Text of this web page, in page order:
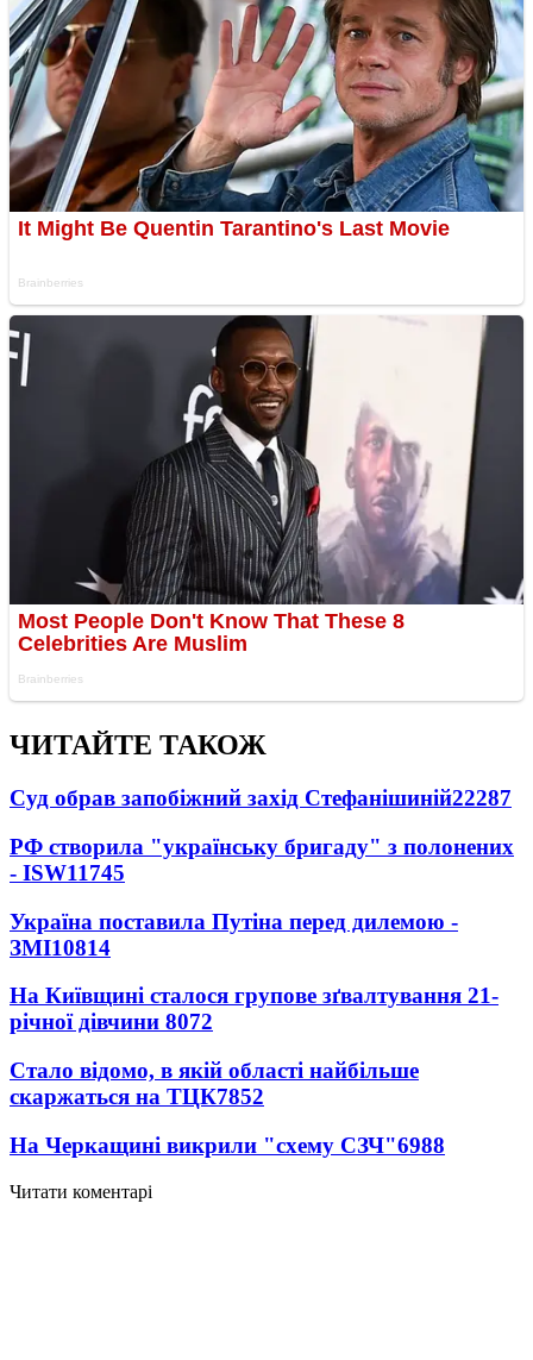
ЧИТАЙТЕ ТАКОЖ
Суд обрав запобіжний захід Стефанішиній22287
РФ створила "українську бригаду" з полонених
- ISW11745
Україна поставила Путіна перед дилемою -
ЗМІ10814
На Київщині сталося групове зґвалтування 21-
річної дівчини 8072
Стало відомо, в якій області найбільше
скаржаться на ТЦК7852
На Черкащині викрили "схему СЗЧ"6988
Читати коментарі